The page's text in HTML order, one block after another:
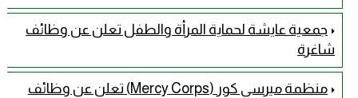
جمعية عايشة لحماية المرأة والطفل تعلن عن وظائف
شاغرة
منظمة ميرسي كور (Mercy Corps) تعلن عن وظائف